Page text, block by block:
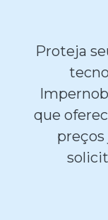
Proteja
que
preços